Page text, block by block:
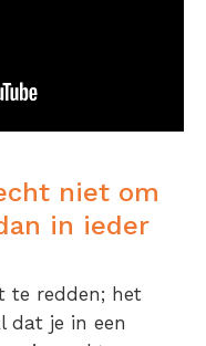
niet om
in ieder
te redden; het
dat je in een